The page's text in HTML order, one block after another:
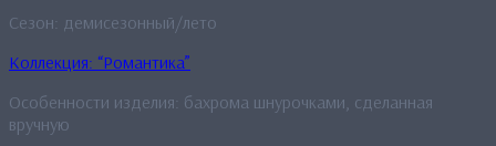
Сезон: демисезонный/лето
Коллекция: “Романтика”
Особенности изделия: бахрома шнурочками, сделанная
вручную